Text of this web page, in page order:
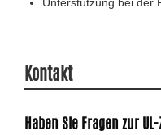
Unterstützung bei der
Kontakt
Haben Sie Fragen zur